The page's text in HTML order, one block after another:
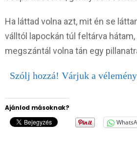
Ha láttad volna azt, mit én se
válltól lapockán túl feltárva hátam,
megszántál volna tán egy
Szólj hozzá! Várjuk a
Ajánlod másoknak?